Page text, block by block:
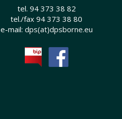
tel. 94 373 38 82
tel./fax 94 373 38 80
e-mail: dps(at)dpsborne.eu